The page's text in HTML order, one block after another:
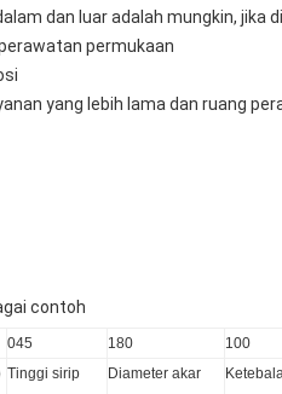
dan luar adalah mungkin, jika
permukaan
yang lebih lama dan ruang
contoh
045 180 100
Tinggi sirip
Diameter akar